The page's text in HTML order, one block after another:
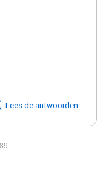
Lees de antwoorden